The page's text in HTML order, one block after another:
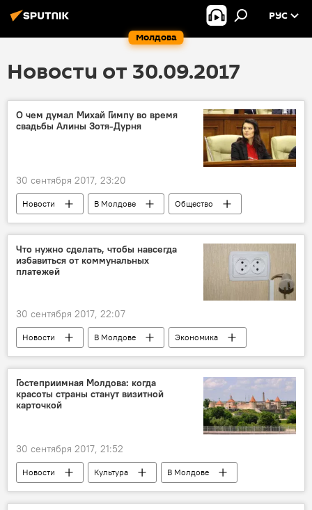
Молдова
РУС
Новости от 30.09.2017
О чем думал Михай Гимпу во время
свадьбы Алины Зотя-Дурня
30 сентября 2017, 23:20
Новости В Молдове
Общество
Республика Молдова
Михай Гимпу
Влад Дурня
свадьба
либералы
мысли
Что нужно сделать, чтобы навсегда
избавиться от коммунальных
платежей
30 сентября 2017, 22:07
Новости В Молдове
Экономика
Общество
Республика Молдова
Кодру
инвестиции
электричество
экономия
Гостеприимная Молдова: когда
красоты страны станут визитной
карточкой
30 сентября 2017, 21:52
Новости Культура
В Молдове
Общество
Россия